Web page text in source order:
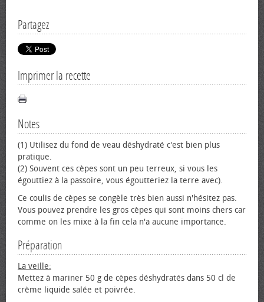
Partagez
Imprimer la recette
Notes
(1) Utilisez du fond de veau déshydraté c'est bien plus
pratique.
(2) Souvent ces cèpes sont un peu terreux, si vous les
égouttiez à la passoire, vous égoutteriez la terre avec).
Ce coulis de cèpes se congèle très bien aussi n'hésitez pas.
Vous pouvez prendre les gros cèpes qui sont moins chers car
comme on les mixe à la fin cela n'a aucune importance.
Préparation
La veille:
Mettez à mariner 50 g de cèpes déshydratés dans 50 cl de
crème liquide salée et poivrée.